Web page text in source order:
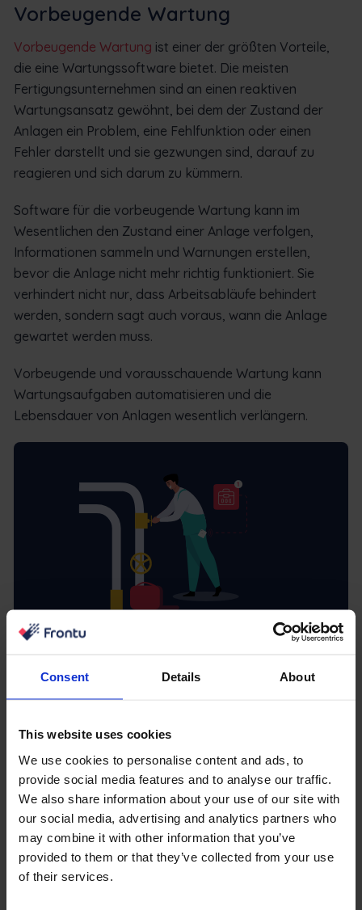
Consent Details About
This website uses cookies
We use cookies to personalise content and ads, to
provide social media features and to analyse our traffic.
We also share information about your use of our site with
our social media, advertising and analytics partners who
may combine it with other information that you’ve
provided to them or that they’ve collected from your use
of their services.
Vorbeugende Wartung
Vorbeugende Wartung ist einer der größten Vorteile,
die eine Wartungssoftware bietet. Die meisten
Fertigungsunternehmen sind an einen reaktiven
Wartungsansatz gewöhnt, bei dem der Zustand der
Anlagen ein Problem, eine Fehlfunktion oder einen
Fehler darstellt und sie gezwungen sind, darauf zu
reagieren und sich darum zu kümmern.
Software für die vorbeugende Wartung kann im
Wesentlichen den Zustand einer Anlage verfolgen,
Informationen sammeln und Warnungen erstellen,
bevor die Anlage nicht mehr richtig funktioniert. Sie
verhindert nicht nur, dass Arbeitsabläufe behindert
werden, sondern sagt auch voraus, wann die Anlage
gewartet werden muss.
Vorbeugende und vorausschauende Wartung kann
Wartungsaufgaben automatisieren und die
Lebensdauer von Anlagen wesentlich verlängern.
Dokumentation
manuelle Chaos stehen, aber wir haben uns
ausdrücklich dafür entschieden, einen eigenen Abschnitt
zu erstellen. Vorbeugende Wartungsmaßnahmen und
Reparaturen haben ihre eigene Dokumentation,
Verfahren und Geschichte.
Durch die sichere Speicherung all dieses Wissens
entsteht eine unschätzbare Ressourcendatenbank, auf